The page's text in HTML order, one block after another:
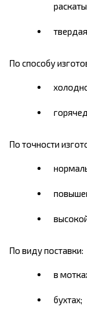
По способу
По точности
По виду поставки:
в
бухтах;